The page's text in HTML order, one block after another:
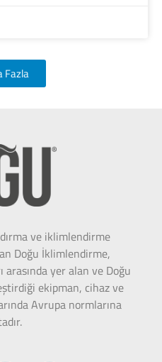
Fazla
ve iklimlendirme
Doğu İklimlendirme,
yer alan ve Doğu
ekipman, cihaz ve
Avrupa normlarına